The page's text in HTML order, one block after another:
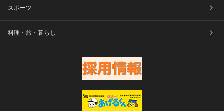
スポーツ
料理・旅・暮らし